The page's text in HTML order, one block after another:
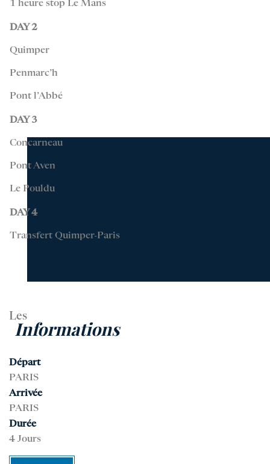
1 heure stop Le Mans
DAY 2
Quimper
Penmarc’h
Pont l’Abbé
DAY 3
Concarneau
Pont Aven
Le Pouldu
DAY 4
Transfert Quimper-Paris
Les
Informations
Départ
PARIS
Arrivée
PARIS
Durée
4 Jours